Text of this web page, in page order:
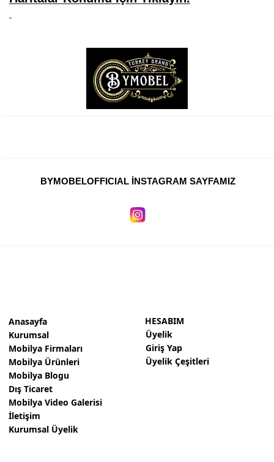
BYMOBELOFFICIAL İNSTAGRAM SAYFAMIZ
Anasayfa
Kurumsal
Mobilya Firmaları
Mobilya Ürünleri
Mobilya Blogu
Dış Ticaret
Mobilya Video Galerisi
İletişim
Kurumsal Üyelik
HESABIM
Üyelik
Giriş Yap
Üyelik Çeşitleri